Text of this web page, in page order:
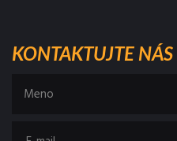
KONTAKTUJTE NÁS